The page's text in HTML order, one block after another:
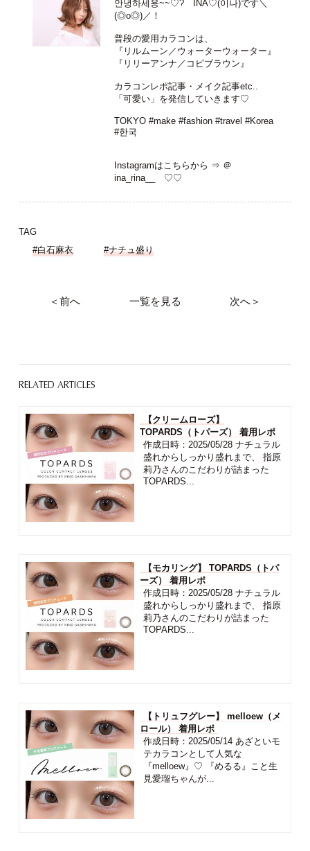
안녕하세용~~♡? INA♡(이나)です＼
(◎o◎)／！
普段の愛用カラコンは、
『リルムーン／ウォーターウォーター』
『リリーアンナ／コピブラウン』
カラコンレポ記事・メイク記事etc..
「可愛い」を発信していきます♡
TOKYO #make #fashion #travel #Korea
#한국
Instagramはこちらから ⇒ ＠
ina_rina__
♡♡
TAG
#白石麻衣
#ナチュ盛り
＜前へ 一覧を見る 次へ＞
RELATED ARTICLES
【クリームローズ】
TOPARDS（トパーズ） 着用レポ
作成日時：2025/05/28 ナチュラル
盛れからしっかり盛れまで、 指原
莉乃さんのこだわりが詰まった
TOPARDS...
【モカリング】 TOPARDS（トパ
ーズ） 着用レポ
作成日時：2025/05/28 ナチュラル
盛れからしっかり盛れまで、 指原
莉乃さんのこだわりが詰まった
TOPARDS...
【トリュフグレー】 melloew（メ
ロール） 着用レポ
作成日時：2025/05/14 あざといモ
テカラコンとして人気な
『melloew』♡ 『めるる』こと生
見愛瑠ちゃんが...